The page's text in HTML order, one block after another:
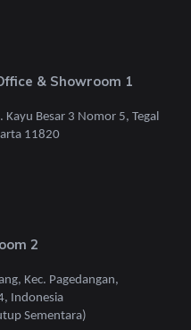
& Showroom 1
Besar 3 Nomor 5, Tegal
11820
2
Kec. Pagedangan,
Indonesia
Sementara)